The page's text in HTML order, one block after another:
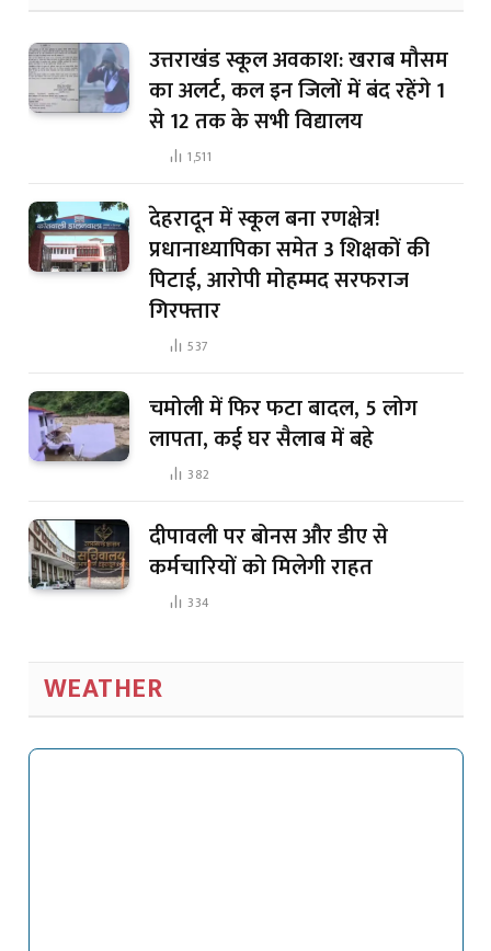
उत्तराखंड स्कूल अवकाश: खराब मौसम
का अलर्ट, कल इन जिलों में बंद रहेंगे 1
से 12 तक के सभी विद्यालय
1,511
देहरादून में स्कूल बना रणक्षेत्र!
प्रधानाध्यापिका समेत 3 शिक्षकों की
पिटाई, आरोपी मोहम्मद सरफराज
गिरफ्तार
537
चमोली में फिर फटा बादल, 5 लोग
लापता, कई घर सैलाब में बहे
382
दीपावली पर बोनस और डीए से
कर्मचारियों को मिलेगी राहत
334
WEATHER